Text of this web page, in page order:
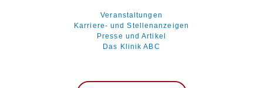
Veranstaltungen
Karriere- und Stellenanzeigen
Presse und Artikel
Das Klinik ABC